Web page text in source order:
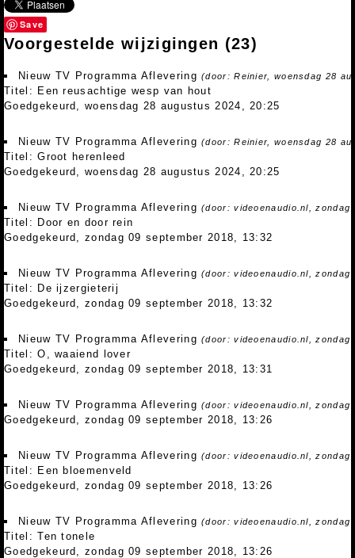
Save
Voorgestelde wijzigingen (23)
Nieuw TV Programma Aflevering(door: Reinier, woensdag 28
Titel: Een reusachtige wesp van hout
Goedgekeurd, woensdag 28 augustus 2024, 20:25
Nieuw TV Programma Aflevering(door: Reinier, woensdag 28
Titel: Groot herenleed
Goedgekeurd, woensdag 28 augustus 2024, 20:25
Nieuw TV Programma Aflevering(door: videoenaudio.nl, zondag
Titel: Door en door rein
Goedgekeurd, zondag 09 september 2018, 13:32
Nieuw TV Programma Aflevering(door: videoenaudio.nl, zondag
Titel: De ijzergieterij
Goedgekeurd, zondag 09 september 2018, 13:32
Nieuw TV Programma Aflevering(door: videoenaudio.nl, zondag
Titel: O, waaiend lover
Goedgekeurd, zondag 09 september 2018, 13:31
Nieuw TV Programma Aflevering(door: videoenaudio.nl, zondag
Goedgekeurd, zondag 09 september 2018, 13:26
Nieuw TV Programma Aflevering(door: videoenaudio.nl, zondag
Titel: Een bloemenveld
Goedgekeurd, zondag 09 september 2018, 13:26
Nieuw TV Programma Aflevering(door: videoenaudio.nl, zondag
Titel: Ten tonele
Goedgekeurd, zondag 09 september 2018, 13:26